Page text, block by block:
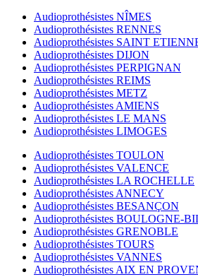
Audioprothésistes NÎMES
Audioprothésistes RENNES
Audioprothésistes SAINT
Audioprothésistes DIJON
Audioprothésistes PERPIGNAN
Audioprothésistes REIMS
Audioprothésistes METZ
Audioprothésistes AMIENS
Audioprothésistes LE MANS
Audioprothésistes LIMOGES
Audioprothésistes TOULON
Audioprothésistes VALENCE
Audioprothésistes LA ROCHELLE
Audioprothésistes ANNECY
Audioprothésistes BESANÇON
Audioprothésistes BOULOGNE-
Audioprothésistes GRENOBLE
Audioprothésistes TOURS
Audioprothésistes VANNES
Audioprothésistes AIX EN